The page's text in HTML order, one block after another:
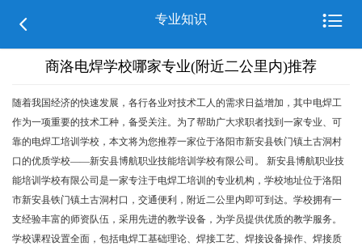
 专业知识 
商洛电焊学校哪家专业(附近二公里内)推荐
随着我国经济的快速发展，各行各业对技术工人的需求日益增加，其中电焊工
作为一项重要的技术工种，备受关注。为了帮助广大求职者找到一家专业、可
靠的电焊工培训学校，本文将为您推荐一家位于洛阳市新安县铁门镇土古洞村
口的优质学校——新安县博航职业技能培训学校有限公司。 新安县博航职业技
能培训学校有限公司是一家专注于电焊工培训的专业机构，学校地址位于洛阳
市新安县铁门镇土古洞村口，交通便利，附近二公里内即可到达。学校拥有一
支经验丰富的师资队伍，采用先进的教学设备，为学员提供优质的教学服务。
学校课程设置全面，包括电焊工基础理论、焊接工艺、焊接设备操作、焊接质